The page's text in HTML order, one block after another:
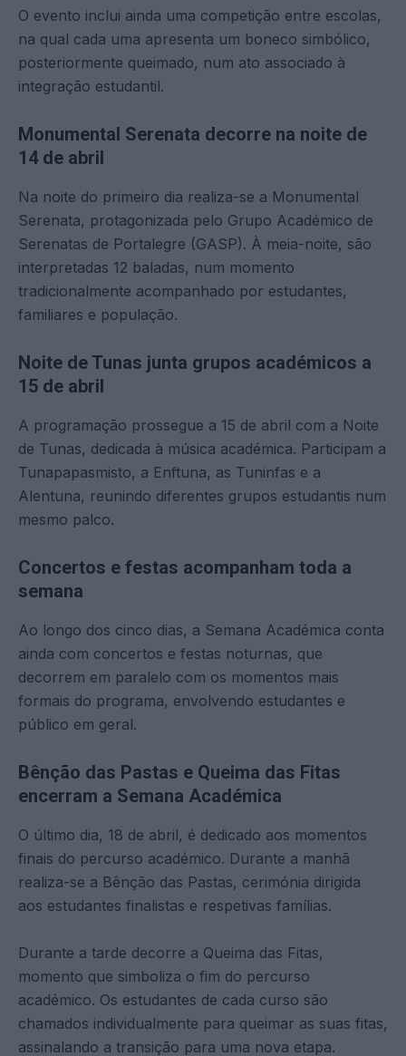
O evento inclui ainda uma competição entre escolas,
na qual cada uma apresenta um boneco simbólico,
posteriormente queimado, num ato associado à
integração estudantil.
Monumental Serenata decorre na noite de
14 de abril
Na noite do primeiro dia realiza-se a Monumental
Serenata, protagonizada pelo Grupo Académico de
Serenatas de Portalegre (GASP). À meia-noite, são
interpretadas 12 baladas, num momento
tradicionalmente acompanhado por estudantes,
familiares e população.
Noite de Tunas junta grupos académicos a
15 de abril
A programação prossegue a 15 de abril com a Noite
de Tunas, dedicada à música académica. Participam a
Tunapapasmisto, a Enftuna, as Tuninfas e a
Alentuna, reunindo diferentes grupos estudantis num
mesmo palco.
Concertos e festas acompanham toda a
semana
Ao longo dos cinco dias, a Semana Académica conta
ainda com concertos e festas noturnas, que
decorrem em paralelo com os momentos mais
formais do programa, envolvendo estudantes e
público em geral.
Bênção das Pastas e Queima das Fitas
encerram a Semana Académica
O último dia, 18 de abril, é dedicado aos momentos
finais do percurso académico. Durante a manhã
realiza-se a Bênção das Pastas, cerimónia dirigida
aos estudantes finalistas e respetivas famílias.
Durante a tarde decorre a Queima das Fitas,
momento que simboliza o fim do percurso
académico. Os estudantes de cada curso são
chamados individualmente para queimar as suas fitas,
assinalando a transição para uma nova etapa.